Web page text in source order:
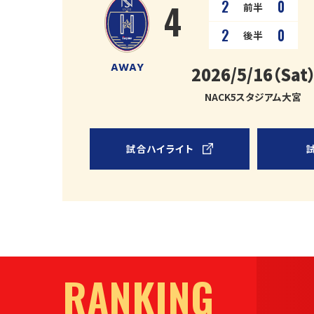
AWAY
4 2 前半
0
2
後半 0
2026/5/16（Sat
NACK5スタジアム大宮
試合ハイライト
RANKING